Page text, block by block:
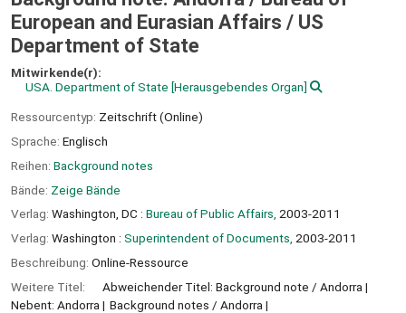
European and Eurasian Affairs / US
Department of State
Mitwirkende(r):
USA. Department of State [Herausgebendes Organ]
Ressourcentyp: Zeitschrift (Online)
Sprache: Englisch
Reihen: Background notes
Bände: Zeige Bände
Verlag: Washington, DC : Bureau of Public Affairs, 2003-2011
Verlag: Washington : Superintendent of Documents, 2003-2011
Beschreibung: Online-Ressource
Weitere Titel:
Abweichender Titel: Background note / Andorra
Nebent: Andorra
Background notes / Andorra